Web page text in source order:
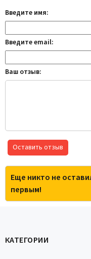
Введите имя:
Введите email:
Ваш отзыв:
Оставить отзыв
Еще никто не
первым!
КАТЕГОРИИ